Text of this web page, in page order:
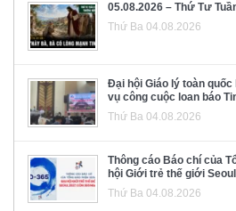
05.08.2026 – Thứ Tư
Thứ Ba 04.08.2026
Đại hội Giáo lý toàn
vụ công cuộc loan báo
Thứ Ba 04.08.2026
Thông cáo Báo chí của
hội Giới trẻ thế giới
Thứ Ba 04.08.2026